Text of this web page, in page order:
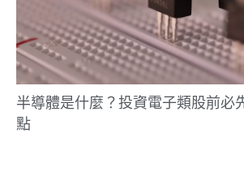
半導體是什麼？投資電子類股前必
點